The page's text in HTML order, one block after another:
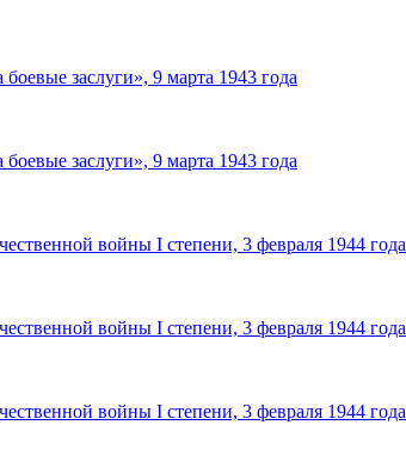
заслуги», 9 марта 1943 года
заслуги», 9 марта 1943 года
войны I степени, 3 февраля 1944 года
войны I степени, 3 февраля 1944 года
войны I степени, 3 февраля 1944 года